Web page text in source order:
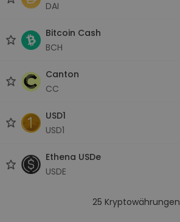
DAI
Bitcoin Cash
BCH
Canton
CC
USD1
USD1
Ethena USDe
USDE
25 Kryptowährungen